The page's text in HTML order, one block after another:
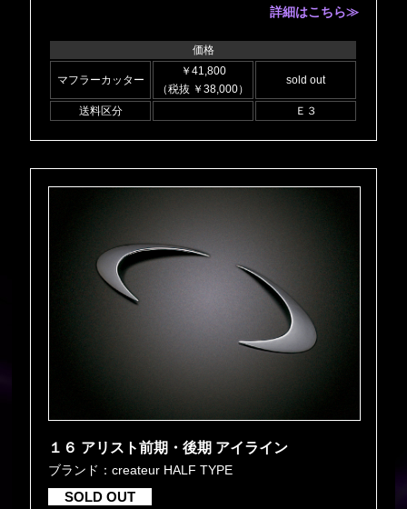
詳細はこちら≫
価格
マフラーカッター
￥41,800
（税抜 ￥38,000）
sold out
送料区分 Ｅ３
１６ アリスト前期・後期 アイライン
ブランド：createur HALF TYPE
SOLD OUT